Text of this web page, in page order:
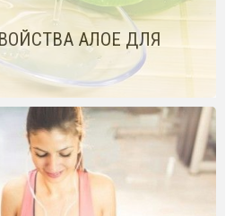
АЛОЕ ДЛЯ